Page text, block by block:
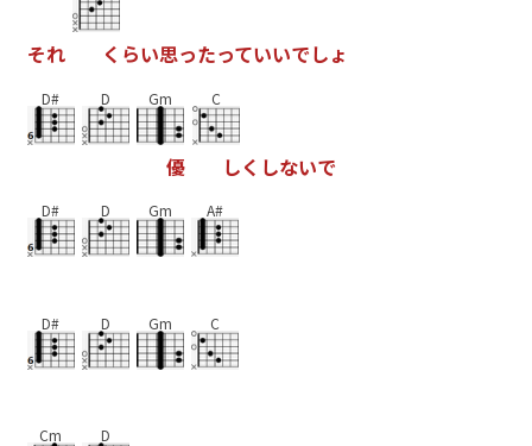
それ く らい思ったっていいでしょ
D# D Gm
優
C
しく しないで
D# D Gm A#
D# D Gm C
Cm D